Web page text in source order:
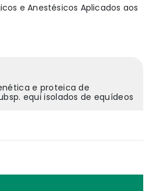
e Anestésicos Aplicados aos
e proteica de
equi isolados de equídeos